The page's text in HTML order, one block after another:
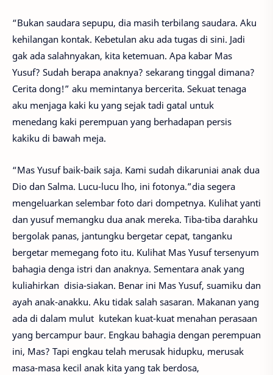
“Bukan saudara sepupu, dia masih terbilang saudara. Aku
kehilangan kontak. Kebetulan aku ada tugas di sini. Jadi
gak ada salahnyakan, kita ketemuan. Apa kabar Mas
Yusuf? Sudah berapa anaknya? sekarang tinggal dimana?
Cerita dong!” aku memintanya bercerita. Sekuat tenaga
aku menjaga kaki ku yang sejak tadi gatal untuk
menedang kaki perempuan yang berhadapan persis
kakiku di bawah meja.
“Mas Yusuf baik-baik saja. Kami sudah dikaruniai anak dua
Dio dan Salma. Lucu-lucu lho, ini fotonya.”dia segera
mengeluarkan selembar foto dari dompetnya. Kulihat yanti
dan yusuf memangku dua anak mereka. Tiba-tiba darahku
bergolak panas, jantungku bergetar cepat, tanganku
bergetar memegang foto itu. Kulihat Mas Yusuf tersenyum
bahagia denga istri dan anaknya. Sementara anak yang
kuliahirkan disia-siakan. Benar ini Mas Yusuf, suamiku dan
ayah anak-anakku. Aku tidak salah sasaran. Makanan yang
ada di dalam mulut kutekan kuat-kuat menahan perasaan
yang bercampur baur. Engkau bahagia dengan perempuan
ini, Mas? Tapi engkau telah merusak hidupku, merusak
masa-masa kecil anak kita yang tak berdosa,